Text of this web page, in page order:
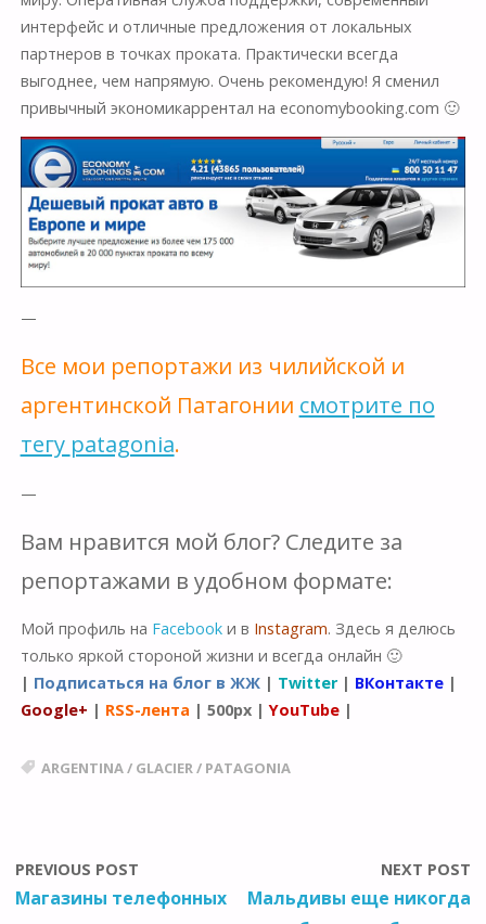
интерфейс и отличные предложения от локальных
партнеров в точках проката. Практически всегда
выгоднее, чем напрямую. Очень рекомендую! Я сменил
привычный экономикаррентал на economybooking.com 🙂
—
Все мои репортажи из чилийской и
аргентинской Патагонии смотрите по
тегу patagonia.
—
Вам нравится мой блог? Следите за
репортажами в удобном формате:
Мой профиль на Facebookи в Instagram. Здесь я делюсь
только яркой стороной жизни и всегда онлайн 🙂
| Подписаться на блог в ЖЖ| Twitter| ВКонтакте|
Google+ | RSS-лента | 500px|YouTube|
ARGENTINA/ GLACIER/ PATAGONIA
PREVIOUS POST
Магазины телефонных
NEXT POST
Мальдивы еще никогда